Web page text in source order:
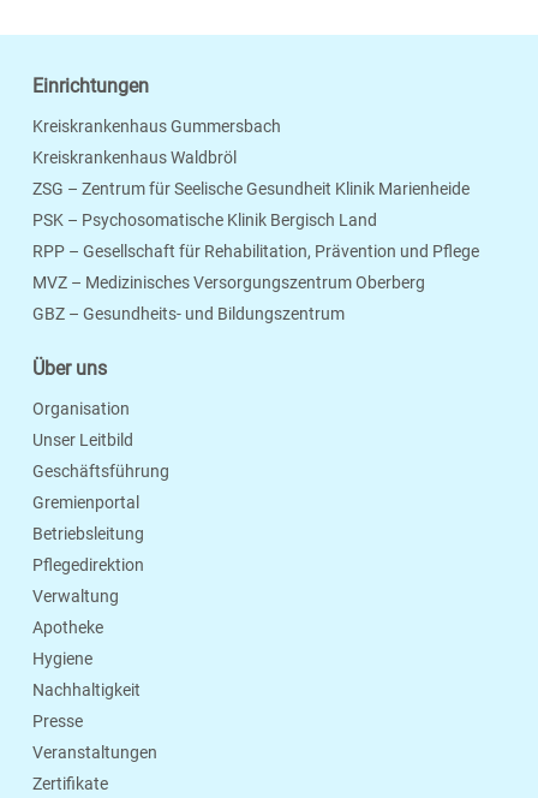
Einrichtungen
Kreiskrankenhaus Gummersbach
Kreiskrankenhaus Waldbröl
ZSG – Zentrum für Seelische Gesundheit Klinik Marienheide
PSK – Psychosomatische Klinik Bergisch Land
RPP – Gesellschaft für Rehabilitation, Prävention und Pflege
MVZ – Medizinisches Versorgungszentrum Oberberg
GBZ – Gesundheits- und Bildungszentrum
Über uns
Organisation
Unser Leitbild
Geschäftsführung
Gremienportal
Betriebsleitung
Pflegedirektion
Verwaltung
Apotheke
Hygiene
Nachhaltigkeit
Presse
Veranstaltungen
Zertifikate